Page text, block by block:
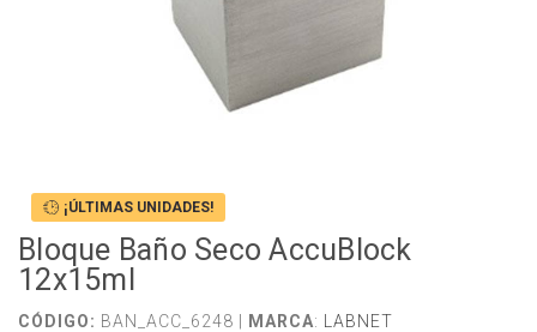
¡ÚLTIMAS UNIDADES!
Bloque Baño Seco AccuBlock
12x15ml
CÓDIGO: BAN_ACC_6248 | MARCA: LABNET